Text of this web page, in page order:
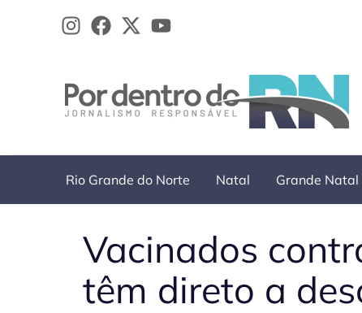
Rio Grande do Norte Natal Grande Natal
Vacinados
têm direto a